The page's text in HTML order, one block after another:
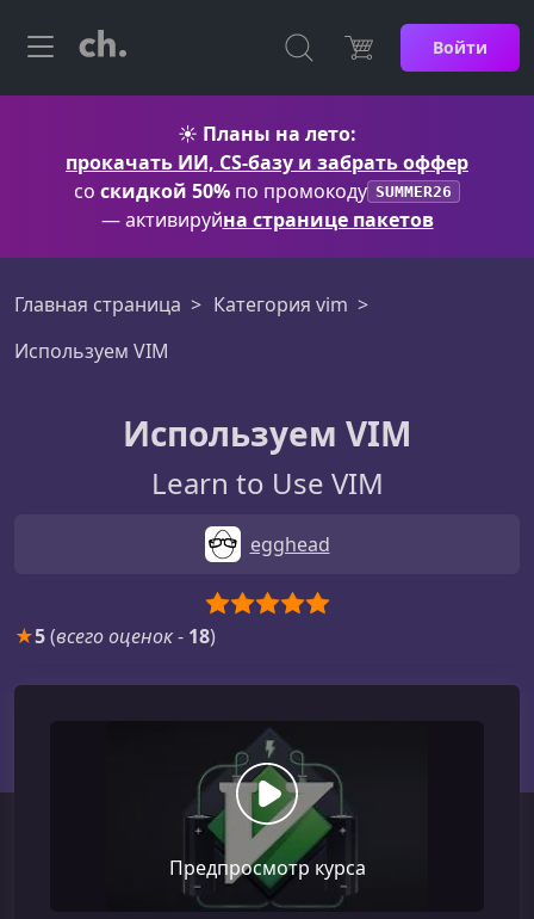
Войти
☀️ Планы на лето:
прокачать ИИ, CS-базу и забрать оффер
со скидкой 50% по промокоду SUMMER26
— активируйна странице пакетов
Главная страница
Категория vim
Используем VIM
Используем VIM
Learn to Use VIM
egghead
★5(всего оценок- 18)
Предпросмотр курса